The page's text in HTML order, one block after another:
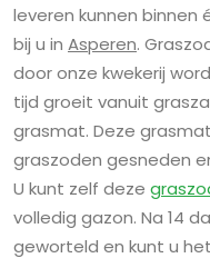
leveren kunnen binnen
bij u in Asperen.
door onze kwekerij
tijd groeit vanuit
grasmat. Deze
graszoden gesneden
U kunt zelf deze
volledig gazon. Na 14
geworteld en kunt u